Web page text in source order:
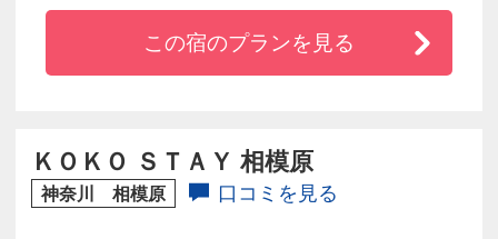
名市にあるホテル客室は空・森をイメージした
ブルーとグリーン系のリネンでまとめた落ち着
らではのこだわりが満載です。
この宿のプランを見る
ＫＯＫＯ ＳＴＡＹ 相模原
神奈川 相模原 口コミを見る